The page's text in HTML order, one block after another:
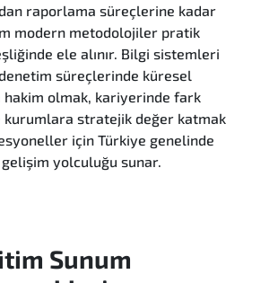
raporlama süreçlerine kadar
modern metodolojiler pratik
ele alınır. Bilgi sistemleri
süreçlerinde küresel
olmak, kariyerinde fark
kurumlara stratejik değer katmak
için Türkiye genelinde
yolculuğu sunar.
Sunum